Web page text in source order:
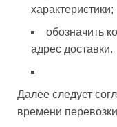
характеристики;
обозначить
адрес доставки.
Далее следует
времени